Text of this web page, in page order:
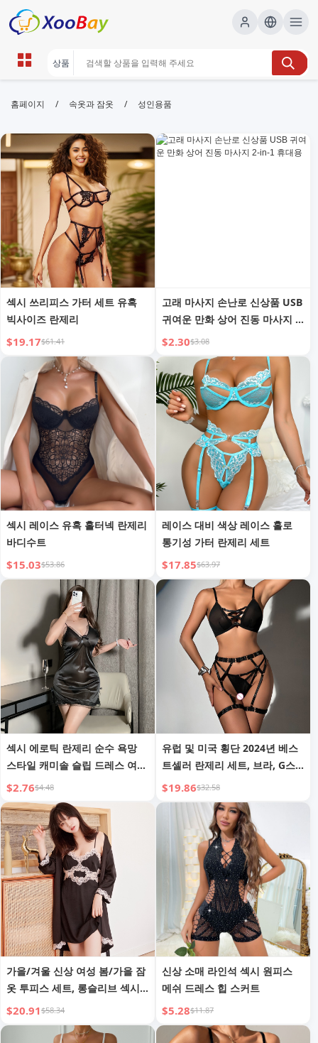
성인용품 | XOOBAY B2B/B2C
성인용품, 성인 토이, 온라인 쇼핑, 프라이버시, 안전 구
매, wholesale 성인용품, XOOBAY
안전하고 프라이빗한 성인용품 쇼핑 경험을 제공합니다. 다양한 토이와
실리콘 제품을 합리적 가격으로 만나보세요.
홈페이지 / 속옷과 잠옷 / 성인용품
섹시 쓰리피스 가터 세트 유혹
빅사이즈 란제리
$19.17$61.41
고래 마사지 손난로 신상품 USB
귀여운 만화 상어 진동 마사지 2-
in-1 휴대용
$2.30$3.08
섹시 레이스 유혹 홀터넥 란제리
바디수트
$15.03$53.86
레이스 대비 색상 레이스 홀로
통기성 가터 란제리 세트
$17.85$63.97
섹시 에로틱 란제리 순수 욕망
스타일 캐미솔 슬립 드레스 여성
용, 얇은 레이스, 은은한 디자인,
슬릿, 쉬운 제거 잠옷 세트 8550
$2.76$4.48
유럽 및 미국 횡단 2024년 베스
트셀러 란제리 세트, 브라, G스
트링, 스트랩, 시스루, 여성 섹시
3피스 세트
$19.86$32.58
가을/겨울 신상 여성 봄/가을 잠
옷 투피스 세트, 롱슬리브 섹시
새틴 로브 잠옷 드레스, 섹시 란
제리 백리스 의상
$20.91$58.34
신상 소매 라인석 섹시 원피스
메쉬 드레스 힙 스커트
$5.28$11.87